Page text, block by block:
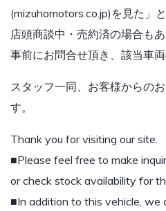
(mizuhomotors.co.jp)を見た」
店頭商談中・売約済の場合も
事前にお問合せ頂き、該当車
スタッフ一同、お客様からの
す。
Thank you for visiting our site.
■Please feel free to make
or check stock availability for
■In addition to this vehicle, we